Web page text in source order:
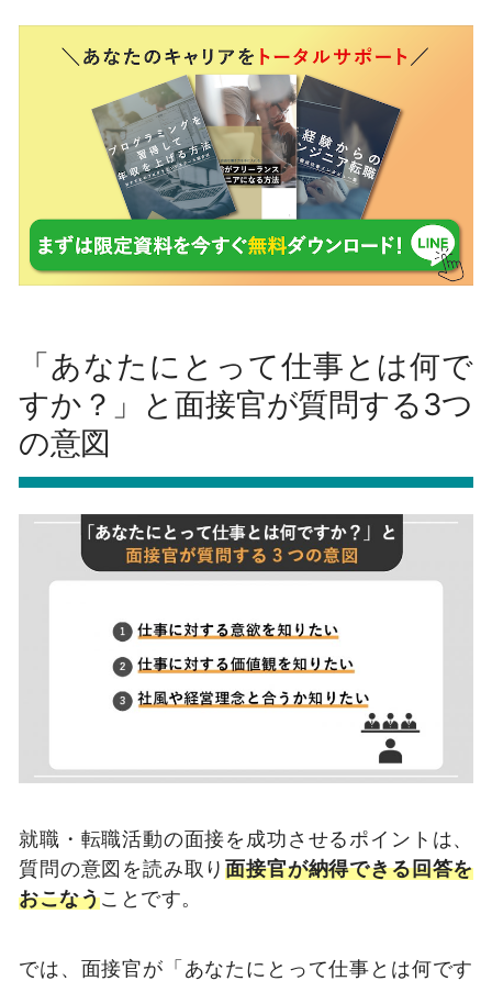
「あなたにとって仕事とは何で
すか？」と面接官が質問する3つ
の意図
就職・転職活動の面接を成功させるポイントは、
質問の意図を読み取り面接官が納得できる回答を
おこなうことです。
では、面接官が「あなたにとって仕事とは何です